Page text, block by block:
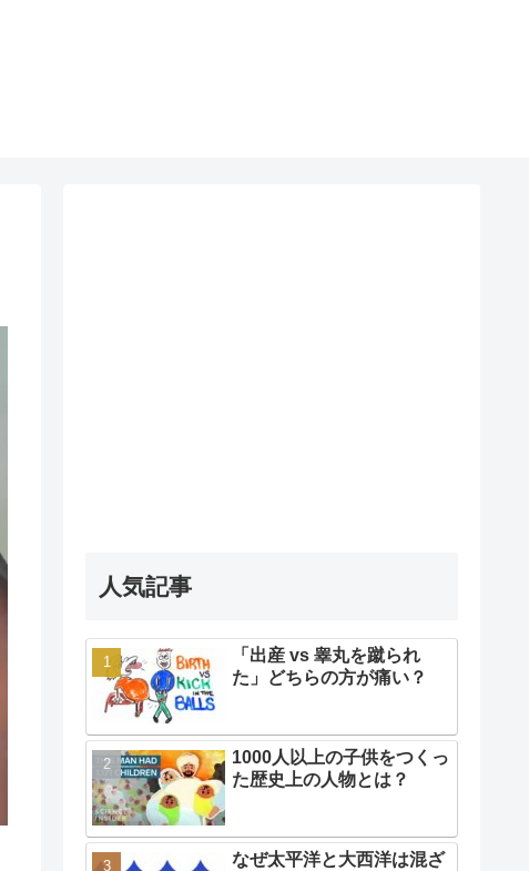
人気記事
「出産 vs 睾丸を蹴られ
た」どちらの方が痛い？
1000人以上の子供をつくっ
た歴史上の人物とは？
なぜ太平洋と大西洋は混ざ